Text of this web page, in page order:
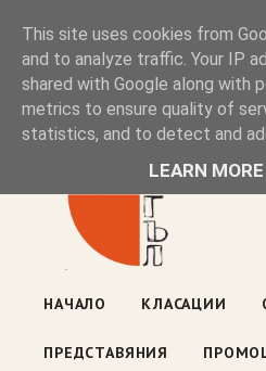
Книжен
Блог на книжарницата —
ул. „Оборище" 117, София·
НАЧАЛО КЛАСАЦИИ
ПРЕДСТАВЯНИЯ
This site uses cookies from
and to analyze traffic. Your IP
shared with Google along with
metrics to ensure quality of
statistics, and to detect and
LEARN MORE